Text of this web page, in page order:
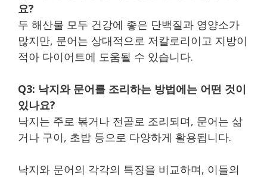
요?
두 해산물 모두 건강에 좋은 단백질과 영양소가
많지만, 문어는 상대적으로 저칼로리이고 지방이
적아 다이어트에 도움될 수 있습니다.
Q3: 낙지와 문어를 조리하는 방법에는 어떤 것이
있나요?
낙지는 주로 볶거나 전골로 조리되며, 문어는 삶
거나 구이, 초밥 등으로 다양하게 활용됩니다.
낙지와 문어의 각각의 특징을 비교하며, 이들의